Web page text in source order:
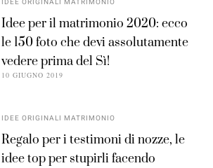
IDEE ORIGINALI MATRIMONIO
Idee per il matrimonio 2020: ecco
le 150 foto che devi assolutamente
vedere prima del Sì!
10 GIUGNO 2019
IDEE ORIGINALI MATRIMONIO
Regalo per i testimoni di nozze, le
idee top per stupirli facendo